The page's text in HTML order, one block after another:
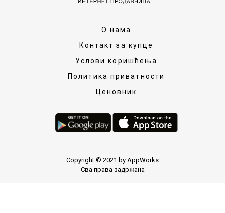
О нама
Контакт за купце
Услови коришћења
Политика приватности
Ценовник
Copyright © 2021 by AppWorks
Сва права задржана